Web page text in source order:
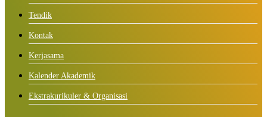
Tendik
Kontak
Kerjasama
Kalender Akademik
Ekstrakurikuler & Organisasi